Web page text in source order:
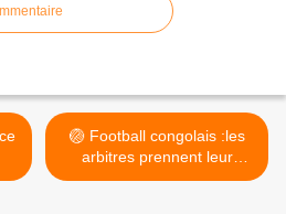
🏐 Football congolais :les
arbitres prennent leur
destin en main et créent